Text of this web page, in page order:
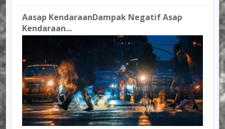
Aasap KendaraanDampak Negatif Asap
Kendaraan...